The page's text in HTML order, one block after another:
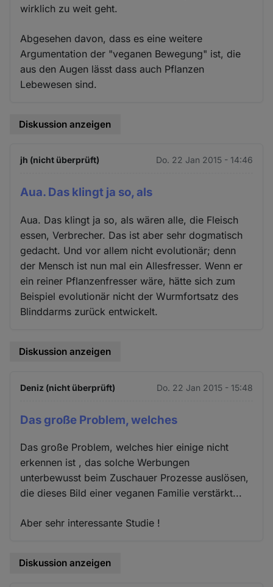
wirklich zu weit geht.
Abgesehen davon, dass es eine weitere
Argumentation der "veganen Bewegung" ist, die
aus den Augen lässt dass auch Pflanzen
Lebewesen sind.
Diskussion anzeigen
jh (nicht überprüft) Do. 22 Jan 2015 - 14:46
Aua. Das klingt ja so, als
Aua. Das klingt ja so, als wären alle, die Fleisch
essen, Verbrecher. Das ist aber sehr dogmatisch
gedacht. Und vor allem nicht evolutionär; denn
der Mensch ist nun mal ein Allesfresser. Wenn er
ein reiner Pflanzenfresser wäre, hätte sich zum
Beispiel evolutionär nicht der Wurmfortsatz des
Blinddarms zurück entwickelt.
Diskussion anzeigen
Deniz (nicht überprüft) Do. 22 Jan 2015 - 15:48
Das große Problem, welches
Das große Problem, welches hier einige nicht
erkennen ist , das solche Werbungen
unterbewusst beim Zuschauer Prozesse auslösen,
die dieses Bild einer veganen Familie verstärkt...
Aber sehr interessante Studie !
Diskussion anzeigen